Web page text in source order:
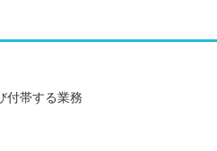
付帯する業務